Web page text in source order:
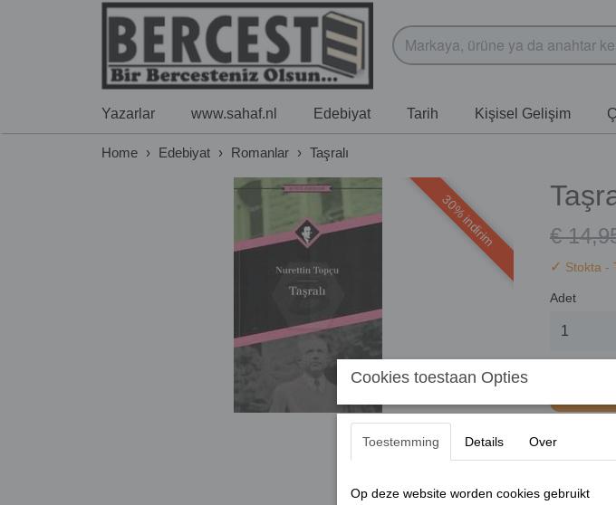
Yazarlar www.sahaf.nl Edebiyat Tarih Kişisel Gelişim
Home › Edebiyat › Romanlar › Taşralı
30% indirim €
✓ Stokta -
Adet
Sanatta bir
verdikleri
Cookies toestaan Opties
Toestemming Details Over
Op deze website worden cookies gebruikt